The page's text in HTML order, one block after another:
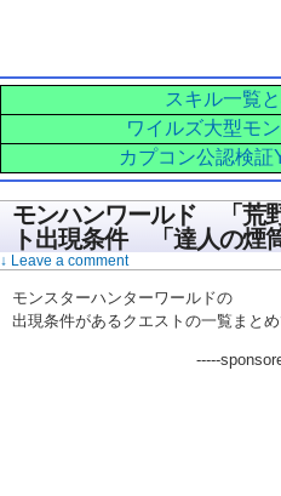
スキル一覧
ワイルズ大型モ
カプコン公認検証
モンハンワールド 「荒
ト出現条件 「達人の
↓ Leave a comment
モンスターハンターワールドの
出現条件があるクエストの一覧まとめ
-----